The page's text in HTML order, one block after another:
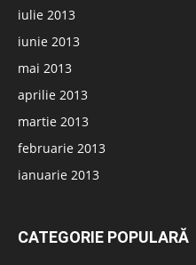
iulie 2013
iunie 2013
mai 2013
aprilie 2013
martie 2013
februarie 2013
ianuarie 2013
CATEGORIE POPULARĂ